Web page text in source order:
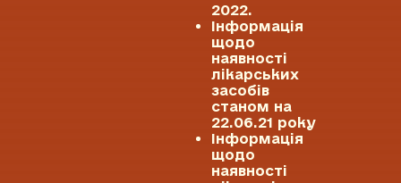
2022.
Інформація
щодо
наявності
лікарських
засобів
станом на
22.06.21 року
Інформація
щодо
наявності